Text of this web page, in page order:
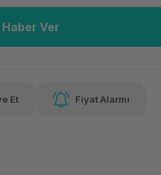
Ver
Et Fiyat Alarmı